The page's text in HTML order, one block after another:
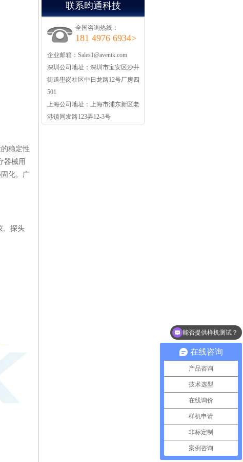
稳定性
器械用
化。广
、探头
联系昀通科技
全国咨询热线：
181 4976 6934>
企业邮箱： Sales1@aventk.com
深圳公司地址： 深圳市宝安区沙井
街道壆岗社区中日龙路12号厂房四
501
上海公司地址： 上海市浦东新区老
港镇同发路123弄12-3号
在线咨询
产品咨询
技术选型
在线询价
样机申请
非标定制
案例咨询
怎么获取UVLED固化机价格？